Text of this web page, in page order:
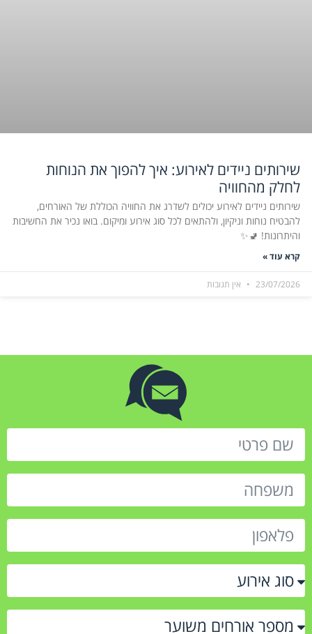
שירותים ניידים לאירוע: איך להפוך את הנוחות
לחלק מהחוויה
שירותים ניידים לאירוע יכולים לשדרג את החוויה הכוללת של האורחים,
להבטיח נוחות וניקיון, ולהתאים לכל סוג אירוע ומיקום. בואו נכיר את החשיבות
והיתרונות! 🚽✨
קרא עוד »
23/07/2026 אין תגובות